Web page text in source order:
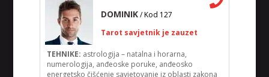
/ Kod 127
Tarot savjetnik je zauzet
astrologija – natalna i horarna,
numerologija, anđeoske poruke, anđeosko
energetsko čišćenje savjetovanje iz oblasti zakona